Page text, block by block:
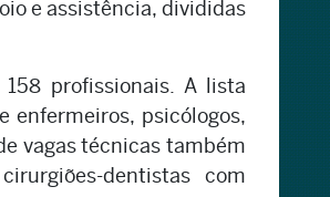
e assistência, divididas
profissionais. A lista
enfermeiros, psicólogos,
vagas técnicas também
dentistas com